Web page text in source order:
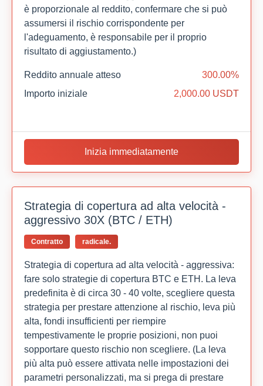
è proporzionale al reddito, confermare che si può
assumersi il rischio corrispondente per
l'adeguamento, è responsabile per il proprio
risultato di aggiustamento.)
Reddito annuale atteso
300.00%
Importo iniziale
2,000.00 USDT
Inizia immediatamente
Strategia di copertura ad alta velocità -
aggressivo 30X (BTC / ETH)
Contratto radicale.
Strategia di copertura ad alta velocità - aggressiva:
fare solo strategie di copertura BTC e ETH. La leva
predefinita è di circa 30 - 40 volte, scegliere questa
strategia per prestare attenzione al rischio, leva più
alta, fondi insufficienti per riempire
tempestivamente le proprie posizioni, non puoi
sopportare questo rischio non scegliere. (La leva
più alta può essere attivata nelle impostazioni dei
parametri personalizzati, ma si prega di prestare